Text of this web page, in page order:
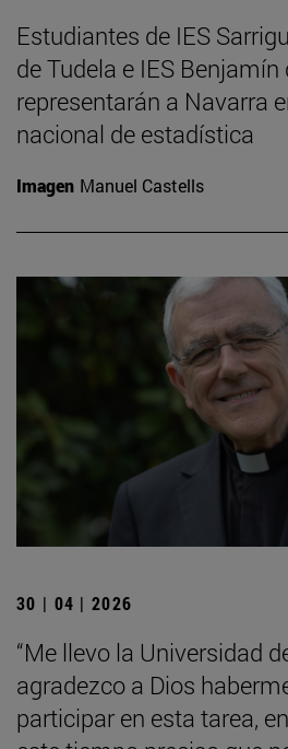
Estudiantes de IES
de Tudela e IES Benjamín
representarán a Navarra
nacional de estadística
Imagen Manuel Castells
30 | 04 | 2026
“Me llevo la Universidad
agradezco a Dios
participar en esta tarea,